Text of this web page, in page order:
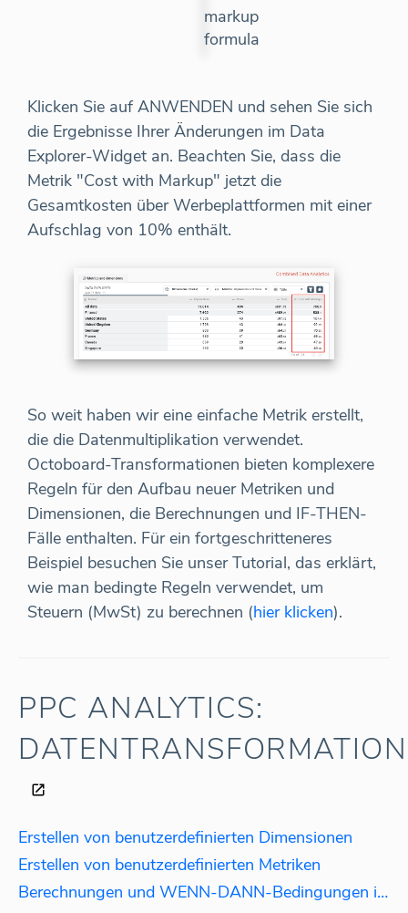
Klicken Sie auf ANWENDEN und sehen Sie sich
die Ergebnisse Ihrer Änderungen im Data
Explorer-Widget an. Beachten Sie, dass die
Metrik "Cost with Markup" jetzt die
Gesamtkosten über Werbeplattformen mit einer
Aufschlag von 10% enthält.
So weit haben wir eine einfache Metrik erstellt,
die die Datenmultiplikation verwendet.
Octoboard-Transformationen bieten komplexere
Regeln für den Aufbau neuer Metriken und
Dimensionen, die Berechnungen und IF-THEN-
Fälle enthalten. Für ein fortgeschritteneres
Beispiel besuchen Sie unser Tutorial, das erklärt,
wie man bedingte Regeln verwendet, um
Steuern (MwSt) zu berechnen (hier klicken).
PPC ANALYTICS:
DATENTRANSFORMATION
Erstellen von benutzerdefinierten Dimensionen
Erstellen von benutzerdefinierten Metriken
Berechnungen und WENN-DANN-Bedingungen in Regeln